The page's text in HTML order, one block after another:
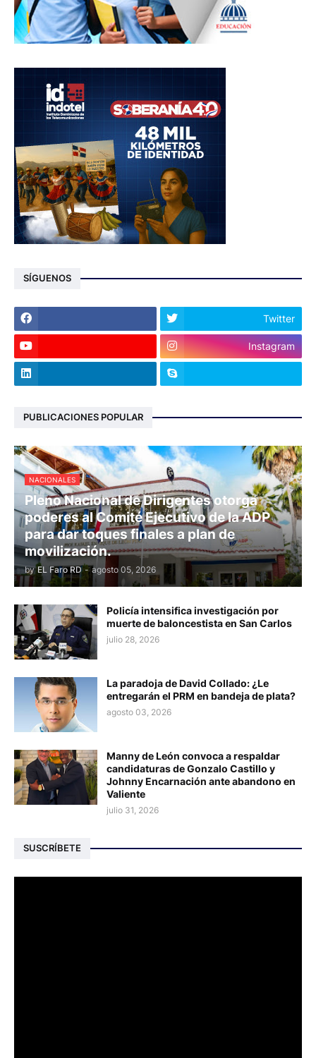
SÍGUENOS
Twitter
Instagram
PUBLICACIONES POPULAR
NACIONALES
Pleno Nacional de Dirigentes otorga
poderes al Comité Ejecutivo de la ADP
para dar toques finales a plan de
movilización.
by EL Faro RD - agosto 05, 2026
Policía intensifica investigación por
muerte de baloncestista en San Carlos
julio 28, 2026
La paradoja de David Collado: ¿Le
entregarán el PRM en bandeja de plata?
agosto 03, 2026
Manny de León convoca a respaldar
candidaturas de Gonzalo Castillo y
Johnny Encarnación ante abandono en
Valiente
julio 31, 2026
SUSCRÍBETE